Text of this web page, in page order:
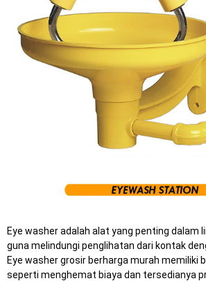
Eye washer adalah alat yang penting dalam
guna melindungi penglihatan dari kontak
Eye washer grosir berharga murah memiliki
seperti menghemat biaya dan tersedianya